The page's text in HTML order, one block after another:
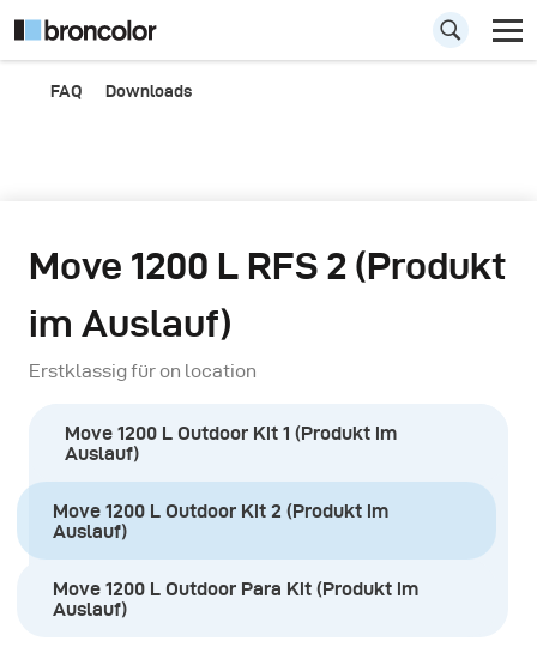
FAQ Downloads
Move 1200 L RFS 2 (Produkt
im Auslauf)
Erstklassig für on location
Move 1200 L Outdoor Kit 1 (Produkt im
Auslauf)
Move 1200 L Outdoor Kit 2 (Produkt im
Auslauf)
Move 1200 L Outdoor Para Kit (Produkt im
Auslauf)